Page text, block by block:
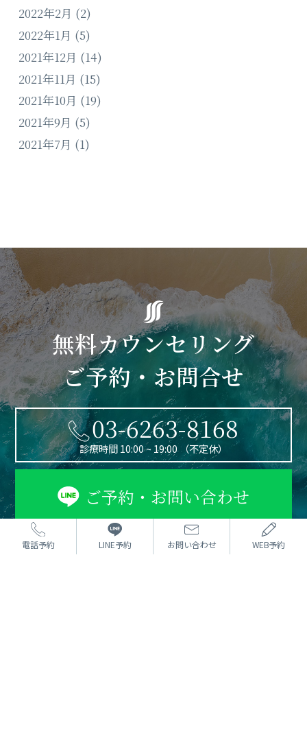
電話予約 LINE予約 お問い合わせ WEB予約
2022年2月 (2)
2022年1月 (5)
2021年12月 (14)
2021年11月 (15)
2021年10月 (19)
2021年9月 (5)
2021年7月 (1)
無料カウンセリング
ご予約・お問合せ
03-6263-8168
診療時間 10:00 ~ 19:00 （不定休）
ご予約・お問い合わせ
お電話またはWEBフォームより